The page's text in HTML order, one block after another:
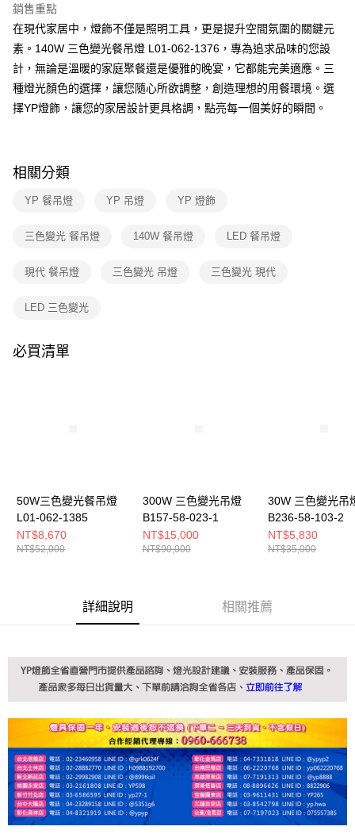
全盈+PAY
AFTEE先享後付
相關說明
【關於「AFTEE先享後付」】
AFTEE先享後付是「在收到商品之後才付款」的支付方式。 讓您購物簡單
便利好安心！
１．於結帳方式選擇「AFTEE先享後付」後，將跳轉至「AFTEE先享後付」
２．訂單成立數日內，您將收到繳費通知簡訊。
３．收到繳費通知簡訊後14天內，點擊此簡訊中的連結，可透過四大超商／
※ 請注意：結帳手續完成當下不需立刻繳費，但若您需要取消訂單，請聯絡
後付繳納相關費用。
※ 交易是否成功請以「AFTEE先享後付 」之結帳頁面顯示為準，若有關於
客戶支援中心」
４．使用「AFTEE先享後付」時，將依據個別帳號之用戶狀況，依本公司即
時審查核予不同之上限額度；若仍有額度不足之情形，本公司將視審查結果
請求用戶進行身份認證。
５．嚴禁一人註冊多個帳號或使用他人資訊註冊。若發現惡意使用之情形，
新竹貨運宅配
銷售重點
在現代家居中，燈飾不僅是照明工具，更是提升空間氛圍的關鍵元
素。140W 三色變光餐吊燈 L01-062-1376，專為追求品味的您設
計，無論是溫暖的家庭聚餐還是優雅的晚宴，它都能完美適應。三
種燈光顏色的選擇，讓您隨心所欲調整，創造理想的用餐環境。選
擇YP燈飾，讓您的家居設計更具格調，點亮每一個美好的瞬間。
相關分類
YP 餐吊燈 YP 吊燈 YP 燈飾
三色變光 餐吊燈 140W 餐吊燈 LED 餐吊燈
現代 餐吊燈 三色變光 吊燈 三色變光 現代
LED 三色變光
必買清單
50W三色變光餐吊燈
L01-062-1385
NT$8,670
NT$52,000
300W 三色變光吊燈
B157-58-023-1
NT$15,000
NT$90,000
30W 三色變光吊
B236-58-103-2
NT$5,830
NT$35,000
詳細說明 相關推薦